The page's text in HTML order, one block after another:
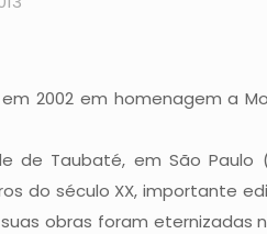
2002 em homenagem a
de Taubaté, em São
do século XX, importante
suas obras foram